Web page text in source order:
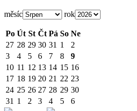
měsíc rok
Po Út St Čt Pá So Ne
27 28 29 30 31 1
2
3
4 5 6 7 8
9
10 11 12 13 14 15 16
17 18 19 20 21 22 23
24 25 26 27 28 29 30
31 1 2 3 4 5 6